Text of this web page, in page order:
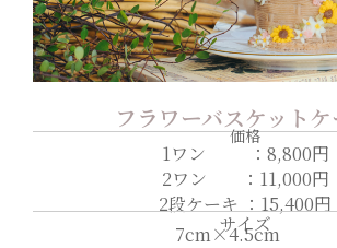
フラワーバスケットケ
価格
1ワン ：8,800円
2ワン ：11,000円
2段ケーキ ：15,400円
サイズ
7cm×4.5cm